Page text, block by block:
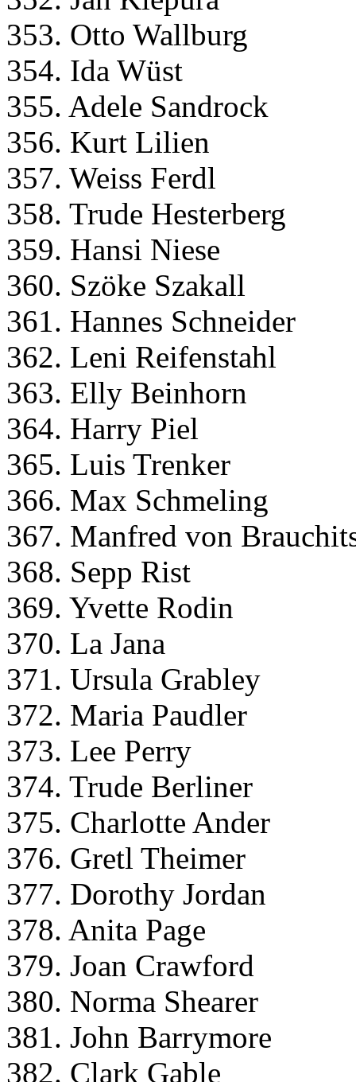
353. Otto Wallburg
354. Ida Wüst
355. Adele Sandrock
356. Kurt Lilien
357. Weiss Ferdl
358. Trude Hesterberg
359. Hansi Niese
360. Szöke Szakall
361. Hannes Schneider
362. Leni Reifenstahl
363. Elly Beinhorn
364. Harry Piel
365. Luis Trenker
366. Max Schmeling
367. Manfred von
368. Sepp Rist
369. Yvette Rodin
370. La Jana
371. Ursula Grabley
372. Maria Paudler
373. Lee Perry
374. Trude Berliner
375. Charlotte Ander
376. Gretl Theimer
377. Dorothy Jordan
378. Anita Page
379. Joan Crawford
380. Norma Shearer
381. John Barrymore
382. Clark Gable